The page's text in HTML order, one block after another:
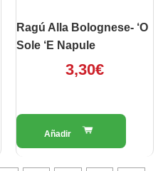
Ragú Alla Bolognese- ‘O
Sole ‘e Napule
3,30€